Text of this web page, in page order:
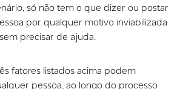
só não tem o que dizer ou postar
por qualquer motivo inviabilizada
precisar de ajuda.
fatores listados acima podem
pessoa, ao longo do processo